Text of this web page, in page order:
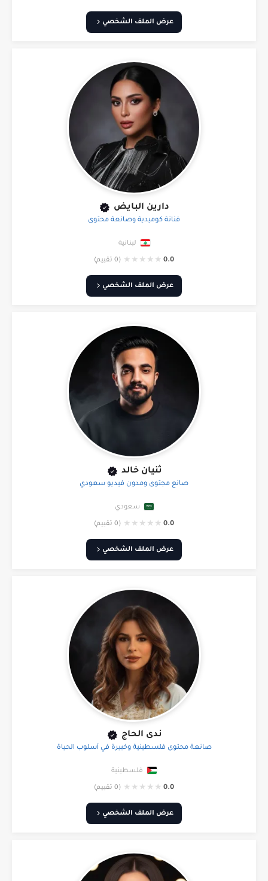
عرض الملف الشخصي
دارين البايض
فنانة كوميدية وصانعة محتوى
لبنانية
0.0
★
★
★
★
★ (0 تقييم)
عرض الملف الشخصي
ثنيان خالد
صانع مجتوى ومدون فيديو سعودي
سعودي
0.0
★
★
★
★
★ (0 تقييم)
عرض الملف الشخصي
ندى الحاج
صانعة محتوى فلسطينية وخبيرة في أسلوب الحياة
فلسطينية
0.0
★
★
★
★
★ (0 تقييم)
عرض الملف الشخصي